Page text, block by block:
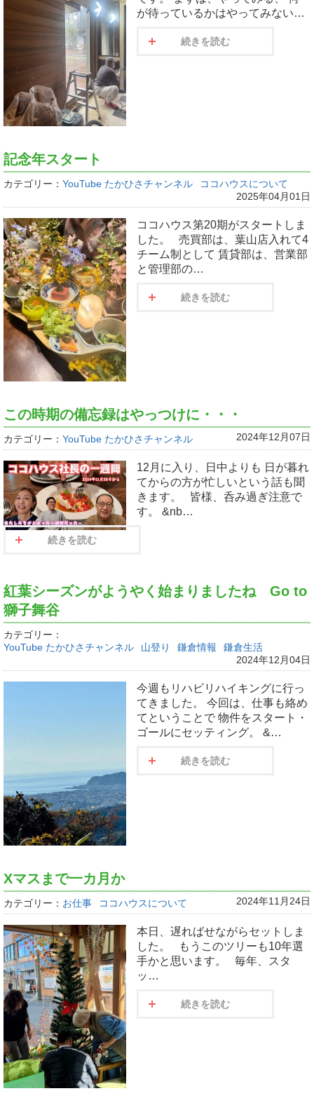
が待っているかはやってみない…
続きを読む
記念年スタート
カテゴリー： YouTube たかひさチャンネル
ココハウスについて
2025年04月01日
ココハウス第20期がスタートしま
した。 売買部は、葉山店入れて4
チーム制として 賃貸部は、営業部
と管理部の…
続きを読む
この時期の備忘録はやっつけに・・・
カテゴリー： YouTube たかひさチャンネル 2024年12月07日
12月に入り、日中よりも 日が暮れ
てからの方が忙しいという話も聞
きます。 皆様、呑み過ぎ注意で
す。 &nb…
続きを読む
紅葉シーズンがようやく始まりましたね Go to
獅子舞谷
カテゴリー：
YouTube たかひさチャンネル
山登り 鎌倉情報
鎌倉生活
2024年12月04日
今週もリハビリハイキングに行っ
てきました。 今回は、仕事も絡め
てということで 物件をスタート・
ゴールにセッティング。 &…
続きを読む
Xマスまで一カ月か
カテゴリー： お仕事 ココハウスについて 2024年11月24日
本日、遅ればせながらセットしま
した。 もうこのツリーも10年選
手かと思います。 毎年、スタ
ッ…
続きを読む